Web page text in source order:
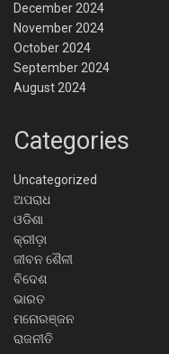
December 2024
November 2024
October 2024
September 2024
August 2024
Categories
Uncategorized
ଅପରାଧ
ଓଡିଶା
କ୍ରୀଡ଼ା
ଜୀବନ ଶୈଳୀ
ବିଦେଶ
ଭାରତ
ମନୋରଞ୍ଜନ
ରାଜନୀତି